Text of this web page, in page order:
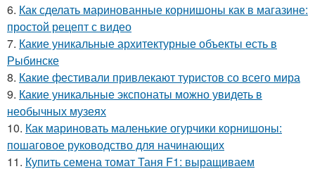
6. Как сделать маринованные корнишоны как в магазине:
простой рецепт с видео
7. Какие уникальные архитектурные объекты есть в
Рыбинске
8. Какие фестивали привлекают туристов со всего мира
9. Какие уникальные экспонаты можно увидеть в
необычных музеях
10. Как мариновать маленькие огурчики корнишоны:
пошаговое руководство для начинающих
11. Купить семена томат Таня F1: выращиваем